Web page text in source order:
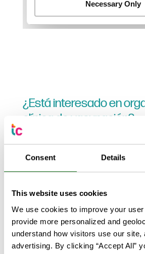
Consent Details
This website uses cookies
We use cookies to improve your
provide more personalized and
understand how visitors use our site,
advertising. By clicking “Accept All”
¿Está interesado en
clínica de vacunación?
vacunación en su
complete el Formulario de
vacunación comunitaria.
Para más información,
Correo electrónico: